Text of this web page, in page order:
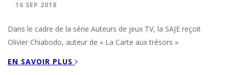
16 SEP 2018
Dans le cadre de la série Auteurs de jeux TV, la SAJE reçoit
Olivier Chiabodo, auteur de « La Carte aux trésors »
EN SAVOIR PLUS